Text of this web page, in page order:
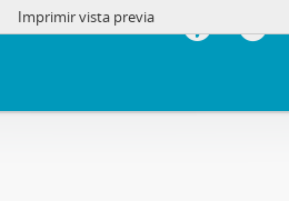
Imprimir vista previa